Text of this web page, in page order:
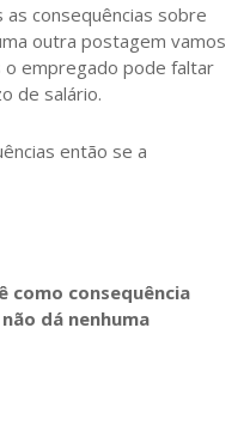
consequências sobre
outra postagem vamos
o empregado pode faltar
de salário.
então se a
como consequência
dá nenhuma